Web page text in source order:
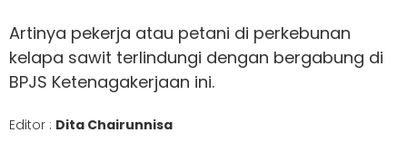
Artinya pekerja atau petani di perkebunan
kelapa sawit terlindungi dengan bergabung di
BPJS Ketenagakerjaan ini.
Editor : Dita Chairunnisa